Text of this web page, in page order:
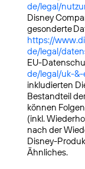
de/legal/
Disney
gesonderte
https://
de/legal/
EU-
de/legal/uk-
inkludierten
Bestandteil
können
(inkl.
nach der
Disney-
Ähnliches.